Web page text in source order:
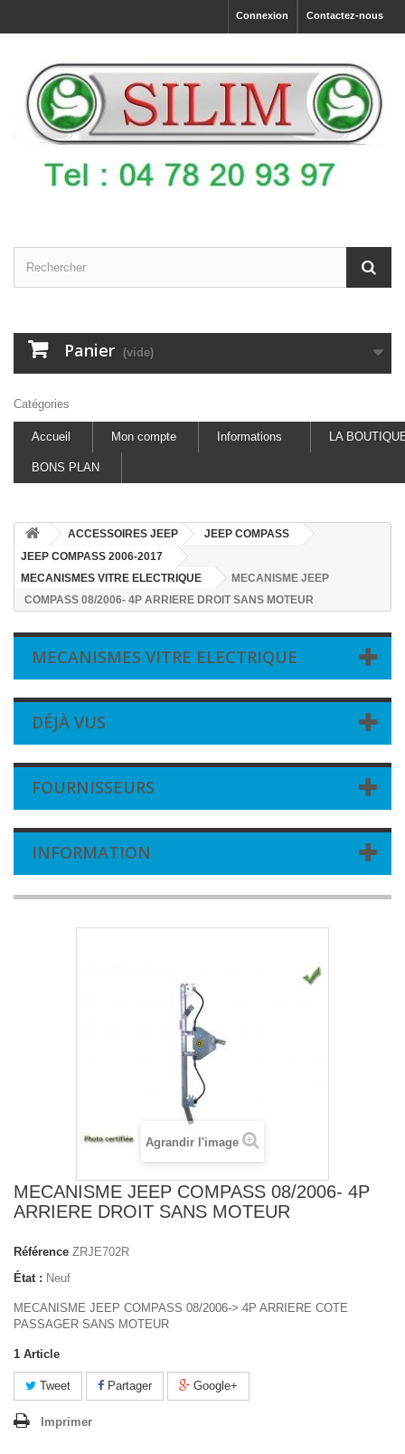
Contactez-nous
Connexion
Panier (vide)
Catégories
Accueil Mon compte Informations LA
BONS PLAN
ACCESSOIRES JEEP
JEEP COMPASS
JEEP COMPASS 2006-2017
MECANISMES VITRE ELECTRIQUE
MECANISME JEEP
COMPASS 08/2006- 4P ARRIERE DROIT SANS MOTEUR
MECANISMES VITRE ELECTRIQUE
DÉJÀ VUS
FOURNISSEURS
INFORMATION
Agrandir l'image
MECANISME JEEP COMPASS 08/2006- 4P
ARRIERE DROIT SANS MOTEUR
Référence ZRJE702R
État : Neuf
MECANISME JEEP COMPASS 08/2006-> 4P ARRIERE COTE
PASSAGER SANS MOTEUR
1 Article
Tweet Partager Google+
Imprimer